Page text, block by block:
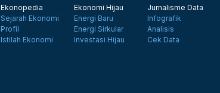
Ekonopedia
Sejarah Ekonomi
Profil
Istilah Ekonomi
Ekonomi Hijau
Energi Baru
Energi Sirkular
Investasi Hijau
Jurnalisme Data
Infografik
Analisis
Cek Data